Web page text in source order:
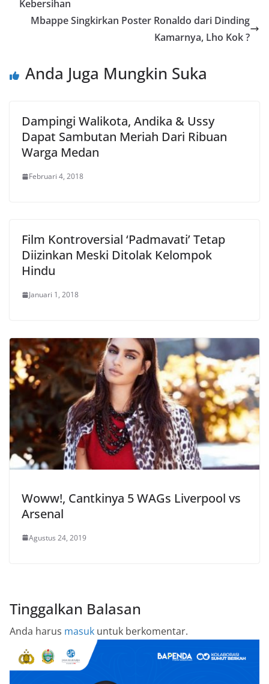
Kebersihan
Mbappe Singkirkan Poster Ronaldo dari Dinding
Kamarnya, Lho Kok ?
Anda Juga Mungkin Suka
Dampingi Walikota, Andika & Ussy
Dapat Sambutan Meriah Dari Ribuan
Warga Medan
Februari 4, 2018
Film Kontroversial ‘Padmavati’ Tetap
Diizinkan Meski Ditolak Kelompok
Hindu
Januari 1, 2018
Woww!, Cantkinya 5 WAGs Liverpool vs
Arsenal
Agustus 24, 2019
Tinggalkan Balasan
Anda harus masuk untuk berkomentar.